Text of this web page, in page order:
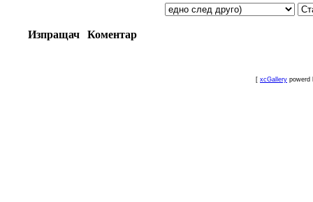
Изпращач Коментар
[ xcGallery